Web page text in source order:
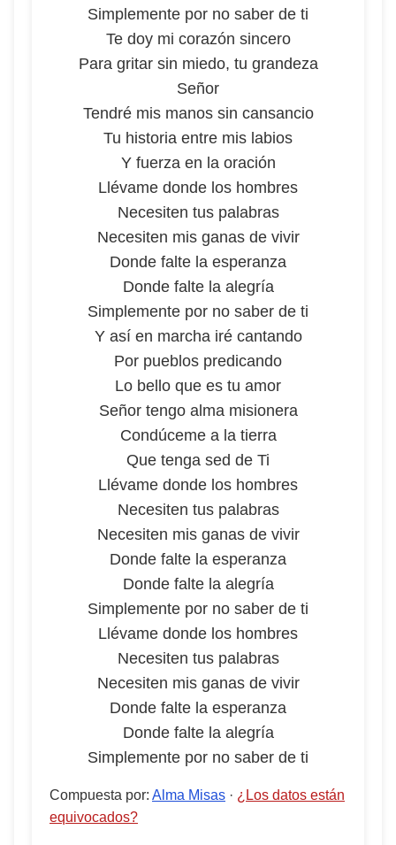
Simplemente por no saber de ti
Te doy mi corazón sincero
Para gritar sin miedo, tu grandeza
Señor
Tendré mis manos sin cansancio
Tu historia entre mis labios
Y fuerza en la oración
Llévame donde los hombres
Necesiten tus palabras
Necesiten mis ganas de vivir
Donde falte la esperanza
Donde falte la alegría
Simplemente por no saber de ti
Y así en marcha iré cantando
Por pueblos predicando
Lo bello que es tu amor
Señor tengo alma misionera
Condúceme a la tierra
Que tenga sed de Ti
Llévame donde los hombres
Necesiten tus palabras
Necesiten mis ganas de vivir
Donde falte la esperanza
Donde falte la alegría
Simplemente por no saber de ti
Llévame donde los hombres
Necesiten tus palabras
Necesiten mis ganas de vivir
Donde falte la esperanza
Donde falte la alegría
Simplemente por no saber de ti
Compuesta por: Alma Misas · ¿Los datos están
equivocados?